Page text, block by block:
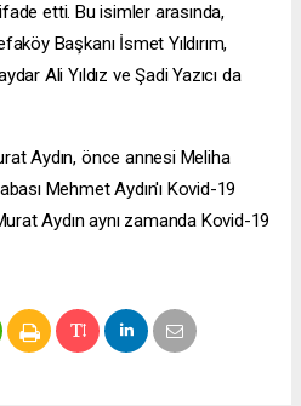
etti. Bu isimler arasında,
Başkanı İsmet Yıldırım,
Ali Yıldız ve Şadi Yazıcı da
Aydın, önce annesi Meliha
Mehmet Aydın'ı Kovid-19
Aydın aynı zamanda Kovid-19